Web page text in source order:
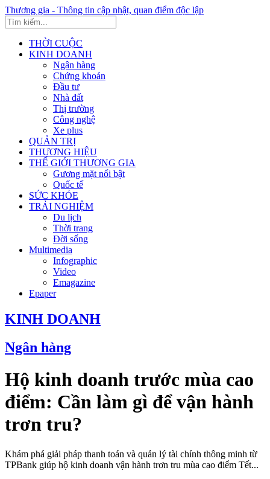
Thương gia - Thông tin cập nhật, quan điểm độc lập
THỜI CUỘC
KINH DOANH
Ngân hàng
Chứng khoán
Đầu tư
Nhà đất
Thị trường
Công nghệ
Xe plus
QUẢN TRỊ
THƯƠNG HIỆU
THẾ GIỚI THƯƠNG GIA
Gương mặt nổi bật
Quốc tế
SỨC KHỎE
TRẢI NGHIỆM
Du lịch
Thời trang
Đời sống
Multimedia
Infographic
Video
Emagazine
Epaper
KINH DOANH
Ngân hàng
Hộ kinh doanh trước mùa cao
điểm: Cần làm gì để vận hành
trơn tru?
Khám phá giải pháp thanh toán và quản lý tài chính thông minh từ
TPBank giúp hộ kinh doanh vận hành trơn tru mùa cao điểm Tết...